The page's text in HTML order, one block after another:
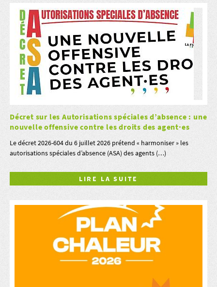
Décret sur les Autorisations spéciales d’absence : une
nouvelle offensive contre les droits des agent·es
Le décret 2026-604 du 6 juillet 2026 prétend « harmoniser » les
autorisations spéciales d’absence (ASA) des agents (…)
LIRE LA SUITE